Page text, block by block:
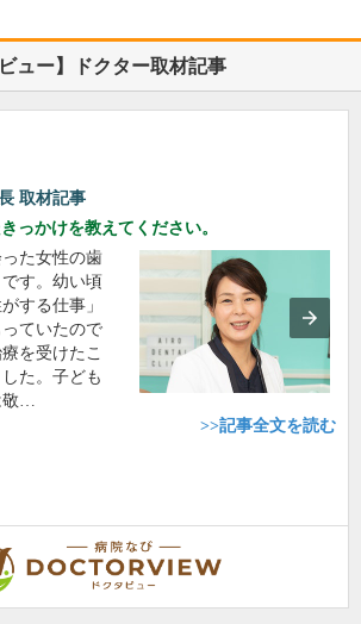
ュー】ドクター取材記事
取材記事
っかけを教えてください。
た女性の歯
す。幼い頃
する仕事」
ていたので
を受けたこ
た。子ども
敬…
>>記事全文を読む